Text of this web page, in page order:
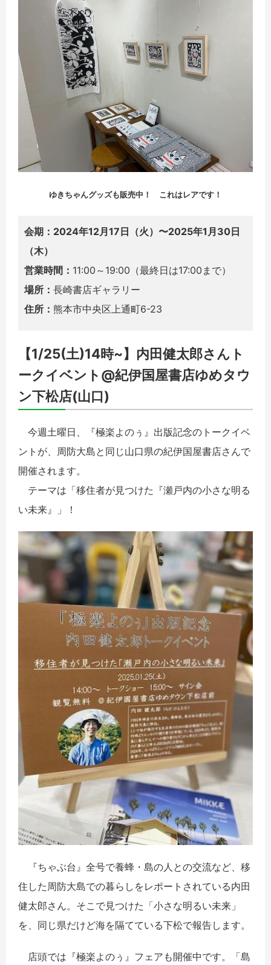
ゆきちゃんグッズも販売中！ これはレアです！
会期：2024年12月17日（火）〜2025年1月30日
（木）
営業時間： 11:00～19:00（最終日は17:00まで）
場所： 長崎書店ギャラリー
住所： 熊本市中央区上通町6-23
【1/25(土)14時~】内田健太郎さんト
ークイベント@紀伊国屋書店ゆめタウ
ン下松店(山口)
今週土曜日、『極楽よのぅ』出版記念のトークイベ
ントが、周防大島と同じ山口県の紀伊国屋書店さんで
開催されます。
テーマは「移住者が見つけた『瀬戸内の小さな明る
い未来』」！
『ちゃぶ台』全号で養蜂・島の人との交流など、移
住した周防大島での暮らしをレポートされている内田
健太郎さん。そこで見つけた「小さな明るい未来」
を、同じ県だけど海を隔てている下松で報告します。
店頭では『極楽よのぅ』フェアも開催中です。「島